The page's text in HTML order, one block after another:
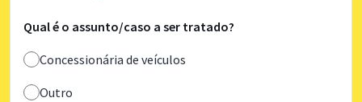
Qual é o assunto/caso a ser tratado?
Concessionária de veículos
Outro